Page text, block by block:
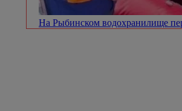
На Рыбинском водохранилище